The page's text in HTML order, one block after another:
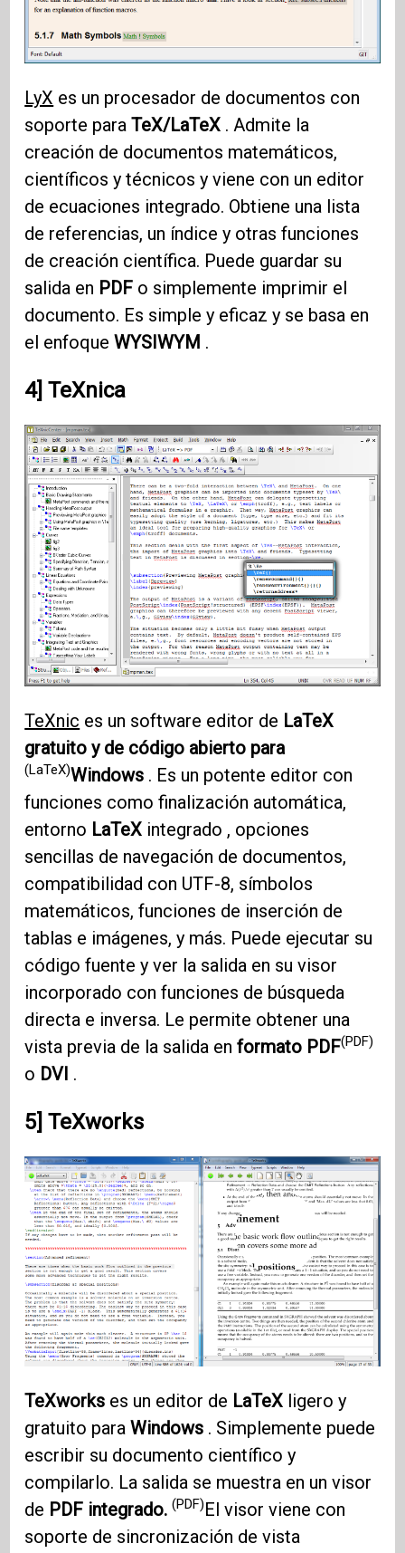
LyX es un procesador de documentos con
soporte paraTeX/LaTeX . Admite la
creación de documentos matemáticos,
científicos y técnicos y viene con un editor
de ecuaciones integrado. Obtiene una lista
de referencias, un índice y otras funciones
de creación científica. Puede guardar su
salida en PDF o simplemente imprimir el
documento. Es simple y eficaz y se basa en
el enfoqueWYSIWYM .
4] TeXnica
TeXnic es un software editor de LaTeX
gratuito y de código abierto para
(LaTeX)Windows . Es un potente editor con
funciones como finalización automática,
entorno LaTeX integrado , opciones
sencillas de navegación de documentos,
compatibilidad con UTF-8, símbolos
matemáticos, funciones de inserción de
tablas e imágenes, y más. Puede ejecutar su
código fuente y ver la salida en su visor
incorporado con funciones de búsqueda
directa e inversa. Le permite obtener una
vista previa de la salida enformato PDF(PDF)
o DVI .
5] TeXworks
TeXworks es un editor de LaTeX ligero y
gratuito paraWindows . Simplemente puede
escribir su documento científico y
compilarlo. La salida se muestra en un visor
de PDF integrado.(PDF)El visor viene con
soporte de sincronización de vista